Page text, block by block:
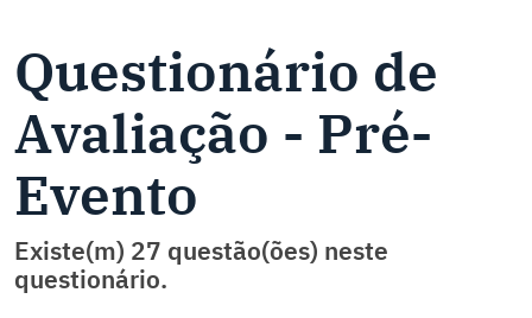
Questionário de
Avaliação - Pré-
Evento
Existe(m) 27 questão(ões) neste
questionário.